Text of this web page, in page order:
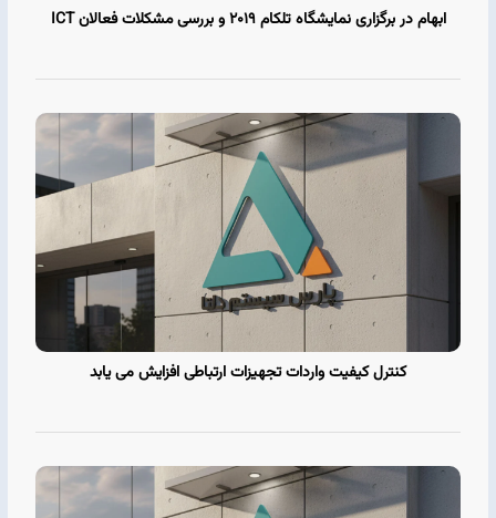
ابهام در برگزاری نمایشگاه تلکام 2019 و بررسی مشکلات فعالان ICT
کنترل کیفیت واردات تجهیزات ارتباطی افزایش می یابد